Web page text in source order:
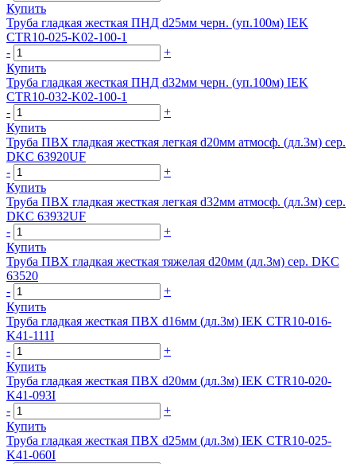
Купить
Труба гладкая жесткая ПНД d25мм черн. (уп.100м) IEK
CTR10-025-K02-100-1
-
+
Купить
Труба гладкая жесткая ПНД d32мм черн. (уп.100м) IEK
CTR10-032-K02-100-1
-
+
Купить
Труба ПВХ гладкая жесткая легкая d20мм атмосф. (дл.3м) сер.
DKC 63920UF
-
+
Купить
Труба ПВХ гладкая жесткая легкая d32мм атмосф. (дл.3м) сер.
DKC 63932UF
-
+
Купить
Труба ПВХ гладкая жесткая тяжелая d20мм (дл.3м) сер. DKC
63520
-
+
Купить
Труба гладкая жесткая ПВХ d16мм (дл.3м) IEK CTR10-016-
K41-111I
-
+
Купить
Труба гладкая жесткая ПВХ d20мм (дл.3м) IEK CTR10-020-
K41-093I
-
+
Купить
Труба гладкая жесткая ПВХ d25мм (дл.3м) IEK CTR10-025-
K41-060I